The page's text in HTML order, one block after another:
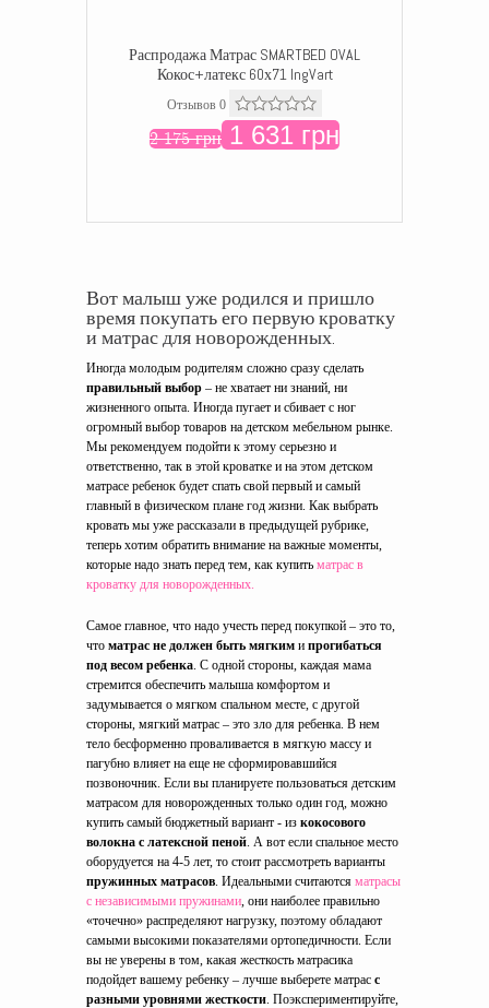
Распродажа Матрас SMARTBED OVAL
Кокос+латекс 60х71 IngVart
Отзывов 0
2 175 грн 1 631 грн
Вот малыш уже родился и пришло
время покупать его первую кроватку
и матрас для новорожденных.
Иногда молодым родителям сложно сразу сделать
правильный выбор – не хватает ни знаний, ни
жизненного опыта. Иногда пугает и сбивает с ног
огромный выбор товаров на детском мебельном рынке.
Мы рекомендуем подойти к этому серьезно и
ответственно, так в этой кроватке и на этом детском
матрасе ребенок будет спать свой первый и самый
главный в физическом плане год жизни. Как выбрать
кровать мы уже рассказали в предыдущей рубрике,
теперь хотим обратить внимание на важные моменты,
которые надо знать перед тем, как купить матрас в
кроватку для новорожденных.
Самое главное, что надо учесть перед покупкой – это то,
что матрас не должен быть мягким и прогибаться
под весом ребенка. С одной стороны, каждая мама
стремится обеспечить малыша комфортом и
задумывается о мягком спальном месте, с другой
стороны, мягкий матрас – это зло для ребенка. В нем
тело бесформенно проваливается в мягкую массу и
пагубно влияет на еще не сформировавшийся
позвоночник. Если вы планируете пользоваться детским
матрасом для новорожденных только один год, можно
купить самый бюджетный вариант - из кокосового
волокна с латексной пеной. А вот если спальное место
оборудуется на 4-5 лет, то стоит рассмотреть варианты
пружинных матрасов. Идеальными считаются матрасы
с независимыми пружинами, они наиболее правильно
«точечно» распределяют нагрузку, поэтому обладают
самыми высокими показателями ортопедичности. Если
вы не уверены в том, какая жесткость матрасика
подойдет вашему ребенку – лучше выберете матрас с
разными уровнями жесткости. Поэкспериментируйте,